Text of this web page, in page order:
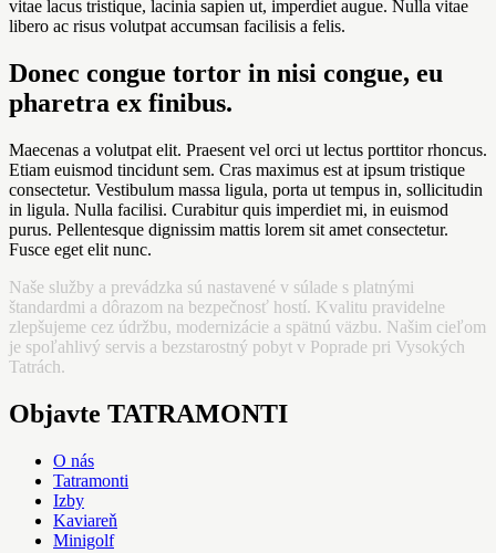
vitae lacus tristique, lacinia sapien ut, imperdiet augue. Nulla vitae
libero ac risus volutpat accumsan facilisis a felis.
Donec congue tortor in nisi congue, eu
pharetra ex finibus.
Maecenas a volutpat elit. Praesent vel orci ut lectus porttitor rhoncus.
Etiam euismod tincidunt sem. Cras maximus est at ipsum tristique
consectetur. Vestibulum massa ligula, porta ut tempus in, sollicitudin
in ligula. Nulla facilisi. Curabitur quis imperdiet mi, in euismod
purus. Pellentesque dignissim mattis lorem sit amet consectetur.
Fusce eget elit nunc.
Naše služby a prevádzka sú nastavené v súlade s platnými
štandardmi a dôrazom na bezpečnosť hostí. Kvalitu pravidelne
zlepšujeme cez údržbu, modernizácie a spätnú väzbu. Našim cieľom
je spoľahlivý servis a bezstarostný pobyt v Poprade pri Vysokých
Tatrách.
Objavte TATRAMONTI
O nás
Tatramonti
Izby
Kaviareň
Minigolf